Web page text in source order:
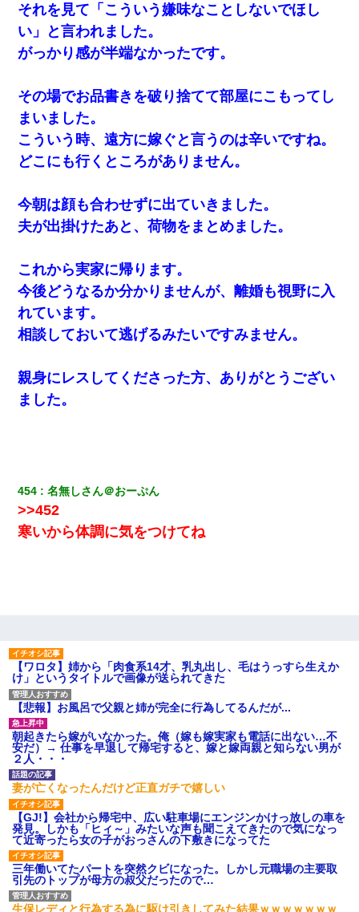
それを見て「こういう嫌味なことしないでほし
い」と言われました。
がっかり感が半端なかったです。
その場でお品書きを破り捨てて部屋にこもってし
まいました。
こういう時、遠方に嫁ぐと言うのは辛いですね。
どこにも行くところがありません。
今朝は顔も合わせずに出ていきました。
夫が出掛けたあと、荷物をまとめました。
これから実家に帰ります。
今後どうなるか分かりませんが、離婚も視野に入
れています。
相談しておいて逃げるみたいですみません。
親身にレスしてくださった方、ありがとうござい
ました。
454 名無しさん＠おーぷん
>>452
寒いから体調に気をつけてね
【ワロタ】姉から「肉食系14才、乳丸出し、毛はうっすら生えか
け」というタイトルで画像が送られてきた
【悲報】お風呂で父親と姉が完全に行為してるんだが...
朝起きたら嫁がいなかった。俺（嫁も嫁実家も電話に出ない…不
安だ）→ 仕事を早退して帰宅すると、嫁と嫁両親と知らない男が
２人・・・
妻が亡くなったんだけど正直ガチで嬉しい
【GJ!】会社から帰宅中、広い駐車場にエンジンかけっ放しの車を
発見。しかも「ヒィ～」みたいな声も聞こえてきたので気になっ
て近寄ったら女の子がおっさんの下敷きになってた
三年働いてたパートを突然クビになった。しかし元職場の主要取
引先のトップが母方の叔父だったので…
生保レディと行為する為に駆け引きしてみた結果ｗｗｗｗｗｗｗ